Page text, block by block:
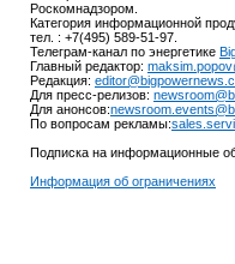
Роскомнадзором.
Категория информационной
тел. : +7(495) 589-51-97.
Телеграм-канал по энергетике
Главный редактор:
Редакция:
Для пресс-релизов:
Для анонсов:
По вопросам рекламы:
Подписка на информационные
Информация об ограничениях